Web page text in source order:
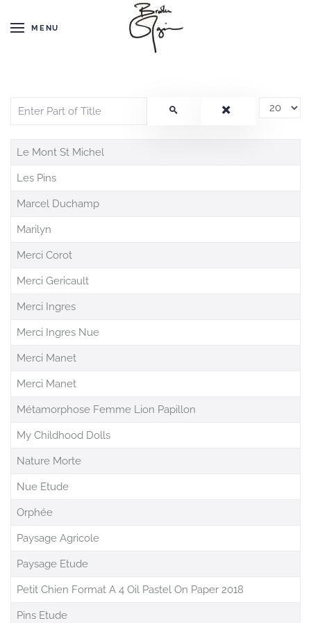
MENU
Enter Part of Title Display #
Le Mont St Michel
Les Pins
Marcel Duchamp
Marilyn
Merci Corot
Merci Gericault
Merci Ingres
Merci Ingres Nue
Merci Manet
Merci Manet
Métamorphose Femme Lion Papillon
My Childhood Dolls
Nature Morte
Nue Etude
Orphée
Paysage Agricole
Paysage Etude
Petit Chien Format A 4 Oil Pastel On Paper 2018
Pins Etude